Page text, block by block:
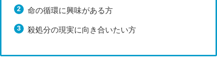
命の循環に興味がある方
殺処分の現実に向き合いたい方